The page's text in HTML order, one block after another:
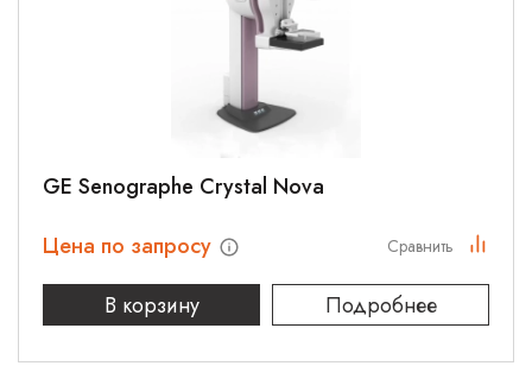
GE Senographe Crystal Nova
Цена по запросу
В корзину
Подробнее
Сравнить